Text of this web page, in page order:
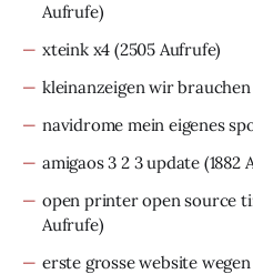
Aufrufe)
xteink x4 (2505 Aufrufe)
kleinanzeigen wir
navidrome mein eigenes
amigaos 3 2 3 update (1882
open printer open source
Aufrufe)
erste grosse website